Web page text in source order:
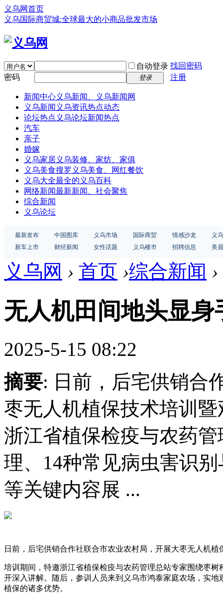
义乌网首页
义乌国际商贸城:全球最大的小商品批发市场
自动登录 找回密码
密码
登录 注册
新闻中心义乌新闻、义乌新闻网
义乌新闻 义乌资讯热点动态
论坛热点 义乌论坛新闻热点
汽车
亲子
婚嫁
义乌家居义乌装修、家纺、家俱
义乌美食搜罗义乌美食、网红餐饮
义乌大全最全的义乌百科
网络新闻最新新闻、社会聚焦
综合新闻
义乌论坛
最新发布 中国图库 义乌市场 国际商贸 情感沙龙
义
新车上市
财经新闻 女性话题 义乌楼市 招聘信息 美
义乌网 › 首页 ›综合新闻 ›
无人机田间地头显身
2025-5-15 08:22
摘要: 日前，后宅供销合
枣无人机植保技术培训
浙江省植保检疫与农药
理、14种常见病虫害识
等关键内容展 ...
日前，后宅供销合作社联合市农业农村局，开展大枣无人机
培训期间，特邀浙江省植保检疫与农药管理总站专家围绕枣
开深入讲解。随后，参训人员来到义乌市鸿泰家庭农场，实
植保的诸多优势。